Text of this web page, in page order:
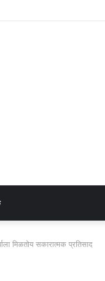
पोलिसांत गुन्हा दाखल
मिळतोय सकारात्मक प्रतिसाद